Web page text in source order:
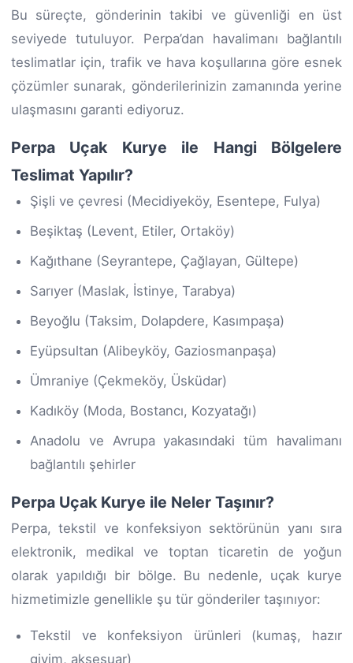
Bu süreçte, gönderinin takibi ve güvenliği en üst
seviyede tutuluyor. Perpa’dan havalimanı bağlantılı
teslimatlar için, trafik ve hava koşullarına göre esnek
çözümler sunarak, gönderilerinizin zamanında yerine
ulaşmasını garanti ediyoruz.
Perpa Uçak Kurye ile Hangi Bölgelere
Teslimat Yapılır?
Şişli ve çevresi (Mecidiyeköy, Esentepe, Fulya)
Beşiktaş (Levent, Etiler, Ortaköy)
Kağıthane (Seyrantepe, Çağlayan, Gültepe)
Sarıyer (Maslak, İstinye, Tarabya)
Beyoğlu (Taksim, Dolapdere, Kasımpaşa)
Eyüpsultan (Alibeyköy, Gaziosmanpaşa)
Ümraniye (Çekmeköy, Üsküdar)
Kadıköy (Moda, Bostancı, Kozyatağı)
Anadolu ve Avrupa yakasındaki tüm havalimanı
bağlantılı şehirler
Perpa Uçak Kurye ile Neler Taşınır?
Perpa, tekstil ve konfeksiyon sektörünün yanı sıra
elektronik, medikal ve toptan ticaretin de yoğun
olarak yapıldığı bir bölge. Bu nedenle, uçak kurye
hizmetimizle genellikle şu tür gönderiler taşınıyor:
Tekstil ve konfeksiyon ürünleri (kumaş, hazır
giyim, aksesuar)